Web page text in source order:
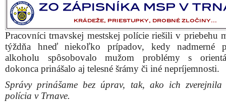
Pracovníci trnavskej mestskej polície riešili v priebehu
týždňa hneď niekoľko prípadov, kedy nadmerné
alkoholu spôsobovalo mužom problémy s
dokonca prinášalo aj telesné šrámy či iné nepríjemnosti.
Správy prinášame bez úprav, tak, ako ich zverejnila
polícia v Trnave.